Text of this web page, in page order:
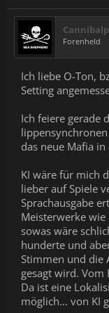
Forenheld
Ich liebe O-Ton,
Setting
Ich feiere gerade
das neue Mafia
KI wäre für mich
lieber auf Spiele
Sprachausgabe
Meisterwerke wie
sowas wäre
hunderte und
Stimmen und die
gesagt wird. Vom
Da ist eine
möglich... von KI